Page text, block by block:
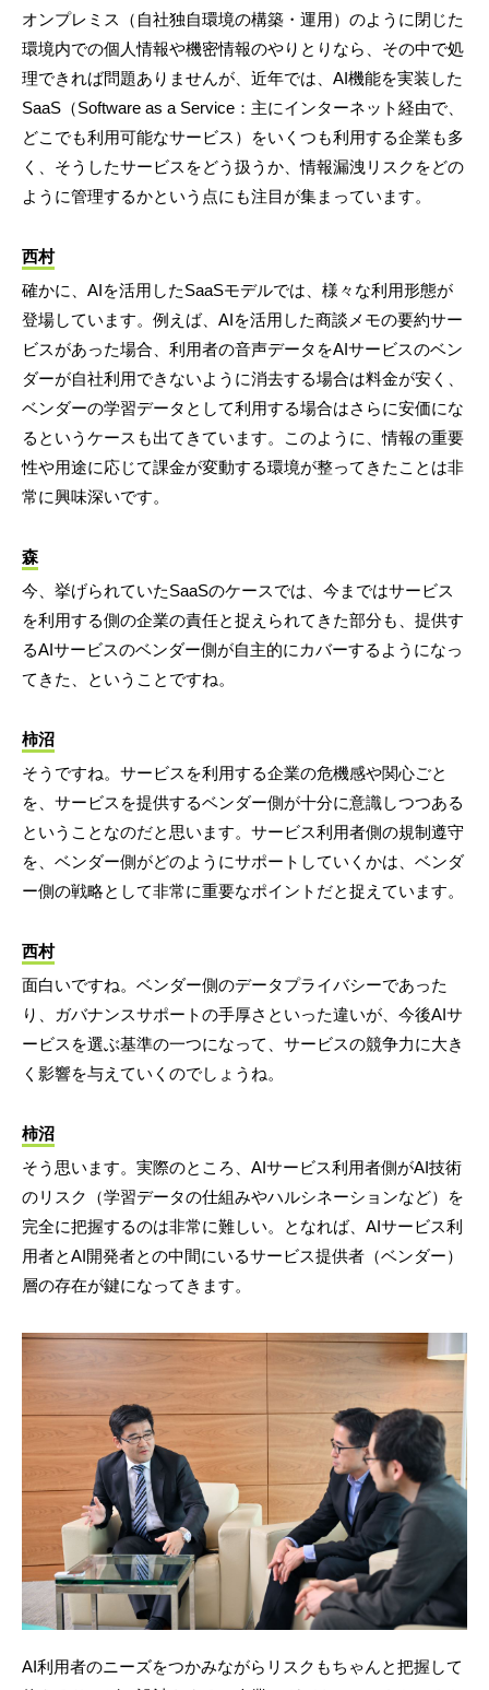
オンプレミス（自社独自環境の構築・運用）のように閉じた
環境内での個人情報や機密情報のやりとりなら、その中で処
理できれば問題ありませんが、近年では、AI機能を実装した
SaaS（Software as a Service：主にインターネット経由で、
どこでも利用可能なサービス）をいくつも利用する企業も多
く、そうしたサービスをどう扱うか、情報漏洩リスクをどの
ように管理するかという点にも注目が集まっています。
西村
確かに、AIを活用したSaaSモデルでは、様々な利用形態が
登場しています。例えば、AIを活用した商談メモの要約サー
ビスがあった場合、利用者の音声データをAIサービスのベン
ダーが自社利用できないように消去する場合は料金が安く、
ベンダーの学習データとして利用する場合はさらに安価にな
るというケースも出てきています。このように、情報の重要
性や用途に応じて課金が変動する環境が整ってきたことは非
常に興味深いです。
森
今、挙げられていたSaaSのケースでは、今まではサービス
を利用する側の企業の責任と捉えられてきた部分も、提供す
るAIサービスのベンダー側が自主的にカバーするようになっ
てきた、ということですね。
柿沼
そうですね。サービスを利用する企業の危機感や関心ごと
を、サービスを提供するベンダー側が十分に意識しつつある
ということなのだと思います。サービス利用者側の規制遵守
を、ベンダー側がどのようにサポートしていくかは、ベンダ
ー側の戦略として非常に重要なポイントだと捉えています。
西村
面白いですね。ベンダー側のデータプライバシーであった
り、ガバナンスサポートの手厚さといった違いが、今後AIサ
ービスを選ぶ基準の一つになって、サービスの競争力に大き
く影響を与えていくのでしょうね。
柿沼
そう思います。実際のところ、AIサービス利用者側がAI技術
のリスク（学習データの仕組みやハルシネーションなど）を
完全に把握するのは非常に難しい。となれば、AIサービス利
用者とAI開発者との中間にいるサービス提供者（ベンダー）
層の存在が鍵になってきます。
AI利用者のニーズをつかみながらリスクもちゃんと把握して